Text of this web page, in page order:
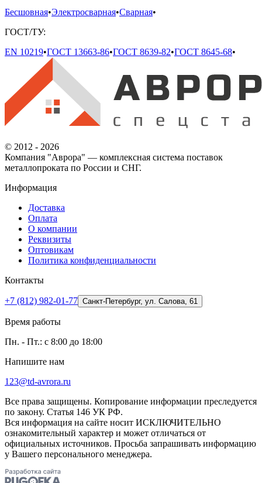
Бесшовная•Электросварная•Сварная•
ГОСТ/ТУ:
EN 10219•ГОСТ 13663-86•ГОСТ 8639-82•ГОСТ 8645-68•
© 2012 - 2026
Компания "Аврора" — комплексная система поставок
металлопроката по России и СНГ.
Информация
Доставка
Оплата
О компании
Реквизиты
Оптовикам
Политика конфиденциальности
Контакты
+7 (812) 982-01-77 Санкт-Петербург, ул. Салова, 61
Время работы
Пн. - Пт.: с 8:00 до 18:00
Напишите нам
123@td-avrora.ru
Все права защищены. Копирование информации преследуется
по закону. Статья 146 УК РФ.
Вся информация на сайте носит ИСКЛЮЧИТЕЛЬНО
ознакомительный характер и может отличаться от
официальных источников. Просьба запрашивать информацию
у Вашего персонального менеджера.